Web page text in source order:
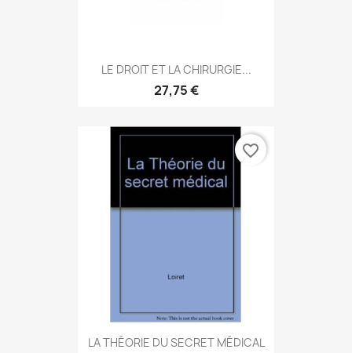
LE DROIT ET LA CHIRURGIE...
27,75 €
LA THÉORIE DU SECRET MÉDICAL
favorite_border